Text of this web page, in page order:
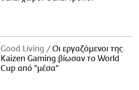
Good Living
Οι εργαζόμενοι της
Kaizen Gaming βίωσαν το World
Cup από "μέσα"